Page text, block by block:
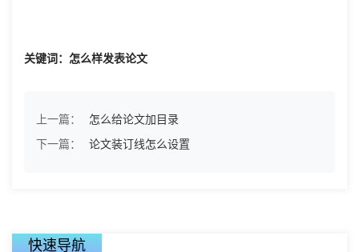
关键词：怎么样发表论文
上一篇：
怎么给论文加目录
下一篇：
论文装订线怎么设置
快速导航